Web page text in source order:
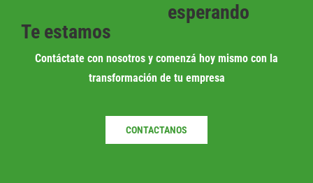
Te estamos
esperando
Contáctate con nosotros y comenzá hoy mismo con la
transformación de tu empresa
CONTACTANOS